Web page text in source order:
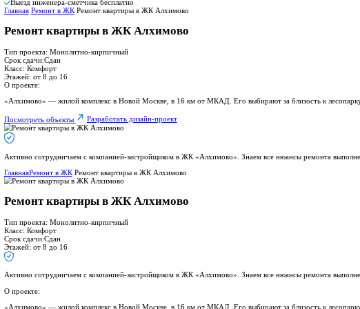
Чистовая отделка
Капитальный
Дизайнерский
Добавить в стоимость
Дизайн-проект
Дизайн-проект
Без доп. услуг
Выезд инженера-сметчика бесплатно
Рассчитать стоимость
4,9 347 отзывов
Ремонт квартиры в ЖК Алхимово
ремонт квартиры под ключ
от 6 450 ₽/м²
Рассчитайте стоимость ремонта и получите